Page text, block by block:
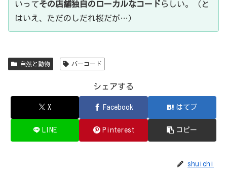
いってその店舗独自のローカルなコードらしい。（と
はいえ、ただのしだれ桜だが…）
自然と動物 バーコード
シェアする
X Facebook はてブ
LINE Pinterest コピー
shuichi